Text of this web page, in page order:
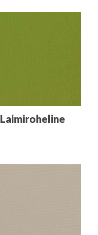
Laimiroheline